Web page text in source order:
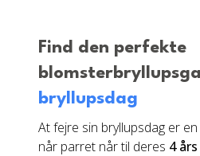
Find den perfekte
bryllupsdag
At fejre sin bryllupsdag er
når parret når til deres 4